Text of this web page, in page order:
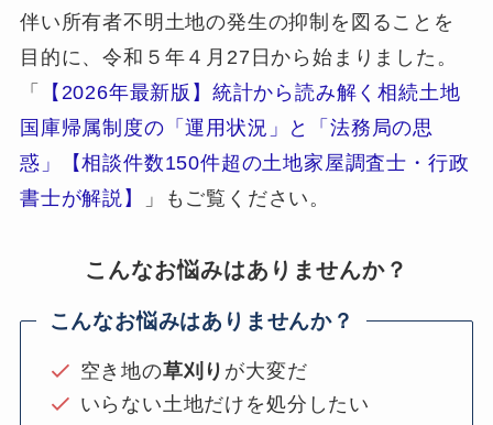
伴い所有者不明土地の発生の抑制を図ることを
目的に、令和５年４月27日から始まりました。
「
【2026年最新版】統計から読み解く相続土地
国庫帰属制度の「運用状況」と「法務局の思
惑」【相談件数150件超の土地家屋調査士・行政
書士が解説】
」もご覧ください。
こんなお悩みはありませんか？
こんなお悩みはありませんか？
空き地の草刈り が大変だ
いらない土地だけを処分したい